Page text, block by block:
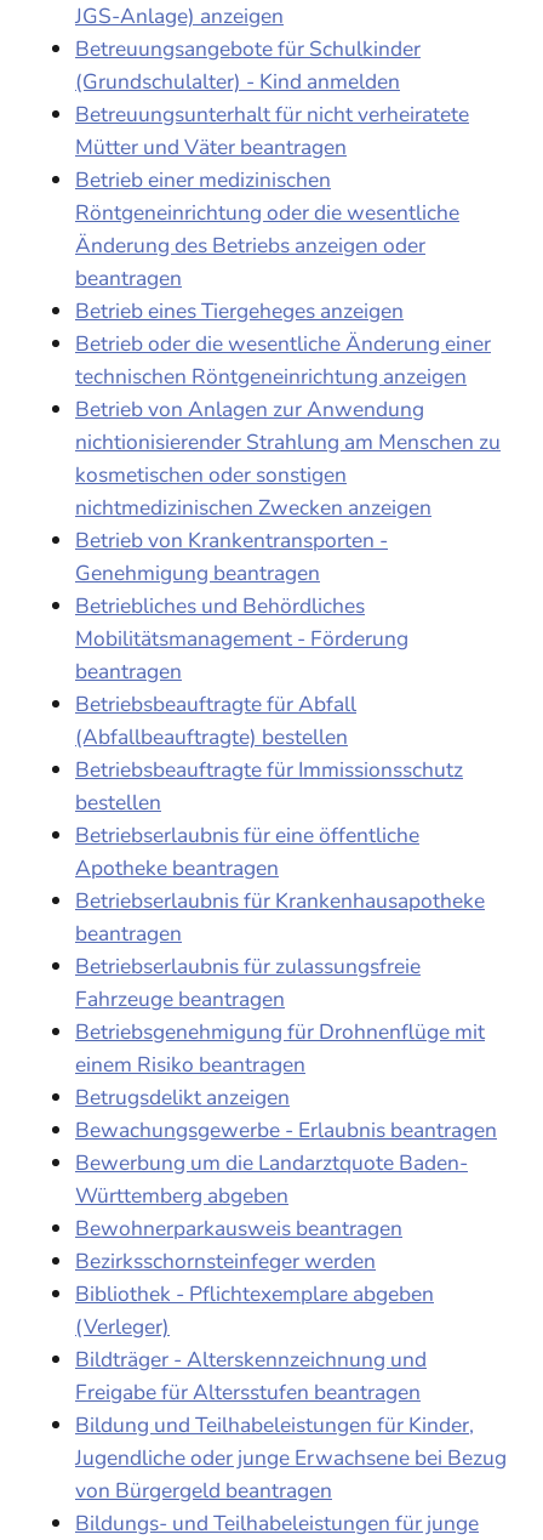
JGS-Anlage) anzeigen
Betreuungsangebote für Schulkinder
(Grundschulalter) - Kind anmelden
Betreuungsunterhalt für nicht verheiratete
Mütter und Väter beantragen
Betrieb einer medizinischen
Röntgeneinrichtung oder die wesentliche
Änderung des Betriebs anzeigen oder
beantragen
Betrieb eines Tiergeheges anzeigen
Betrieb oder die wesentliche Änderung einer
technischen Röntgeneinrichtung anzeigen
Betrieb von Anlagen zur Anwendung
nichtionisierender Strahlung am Menschen zu
kosmetischen oder sonstigen
nichtmedizinischen Zwecken anzeigen
Betrieb von Krankentransporten -
Genehmigung beantragen
Betriebliches und Behördliches
Mobilitätsmanagement - Förderung
beantragen
Betriebsbeauftragte für Abfall
(Abfallbeauftragte) bestellen
Betriebsbeauftragte für Immissionsschutz
bestellen
Betriebserlaubnis für eine öffentliche
Apotheke beantragen
Betriebserlaubnis für Krankenhausapotheke
beantragen
Betriebserlaubnis für zulassungsfreie
Fahrzeuge beantragen
Betriebsgenehmigung für Drohnenflüge mit
einem Risiko beantragen
Betrugsdelikt anzeigen
Bewachungsgewerbe - Erlaubnis beantragen
Bewerbung um die Landarztquote Baden-
Württemberg abgeben
Bewohnerparkausweis beantragen
Bezirksschornsteinfeger werden
Bibliothek - Pflichtexemplare abgeben
(Verleger)
Bildträger - Alterskennzeichnung und
Freigabe für Altersstufen beantragen
Bildung und Teilhabeleistungen für Kinder,
Jugendliche oder junge Erwachsene bei Bezug
von Bürgergeld beantragen
Bildungs- und Teilhabeleistungen für junge